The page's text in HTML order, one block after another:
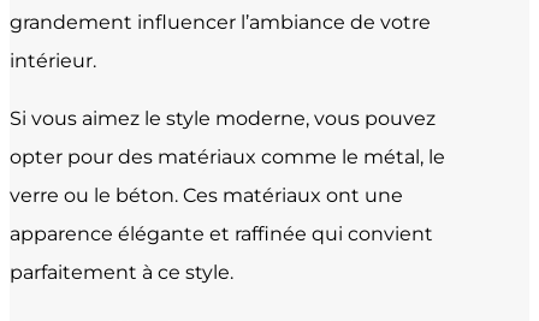
grandement influencer l’ambiance de votre
intérieur.
Si vous aimez le style moderne, vous pouvez
opter pour des matériaux comme le métal, le
verre ou le béton. Ces matériaux ont une
apparence élégante et raffinée qui convient
parfaitement à ce style.